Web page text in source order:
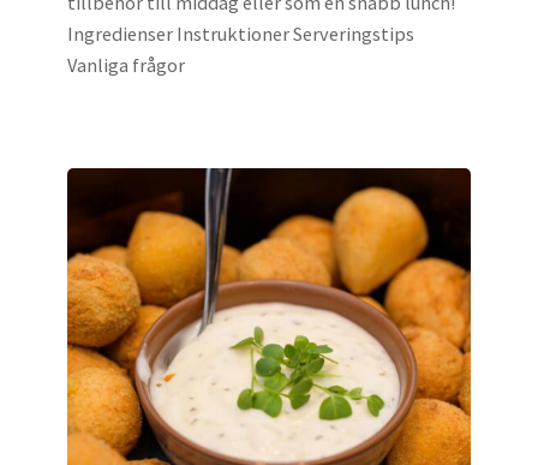
Ingredienser Instruktioner Serveringstips
Vanliga frågor